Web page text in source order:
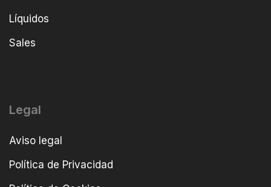
Líquidos
Sales
Legal
Aviso legal
Política de Privacidad